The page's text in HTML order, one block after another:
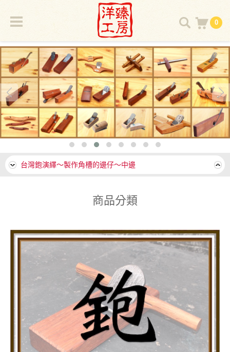
0
上課囉～自己動手做平鉋～如何選取木料
上課囉～自己動手做平鉋～製作鉋台的樹種
台灣鉋演繹～製作角槽的邊仔～中邊
台灣鉋演繹～能做溝又能刨角的～臺灣邊仔
台灣鉋演繹～倒角鉋的故事
賀～賀～賀～洋臻鉋刀故事館於114年8月30日開幕囉 地點：
花蓮光復糖廠3號倉庫。
上課囉～自己動手做平鉋～如何選取木料
上課囉～自己動手做平鉋～製作鉋台的樹種
台灣鉋演繹～製作角槽的邊仔～中邊
台灣鉋演繹～倒角鉋的故事
花蓮光復糖廠3號倉庫。
商品分類